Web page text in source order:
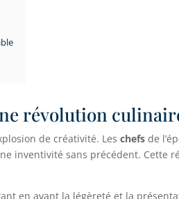
révolution
de créativité. Leschefs de
inventivité sans précédent. Cette
en avant la légèreté et la